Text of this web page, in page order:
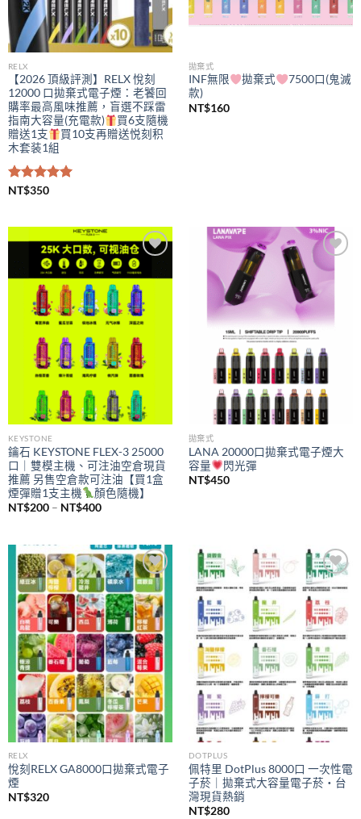
RELX
【2026 頂級評測】RELX 悅刻
12000 口拋棄式電子煙：老饕回
購率最高風味推薦，盲選不踩雷
指南大容量(充電款)
買6支隨機
贈送1支
買10支再贈送悦刻积
木套装1組
評分5.00
NT$350
拋棄式
INF無限 拋棄式
7500口(鬼滅
款)
NT$160
Add to
wishlist
KEYSTONE
鑰石 KEYSTONE FLEX-3 25000
口｜雙模主機、可注油空倉現貨
推薦 另售空倉款可注油【買1盒
煙彈贈1支主機
顏色隨機】
NT$200 – NT$400價
NT$200
到
NT$400
Add to
wishlist
拋棄式
LANA 20000口拋棄式電子煙大
容量
閃光彈
NT$450
Add to
wishlist
RELX
悅刻RELX GA8000口拋棄式電子
煙
NT$320
Add to
DOTPLUS
佩特里 DotPlus 8000口 一次性電
子菸｜拋棄式大容量電子菸・台
灣現貨熱銷
NT$280